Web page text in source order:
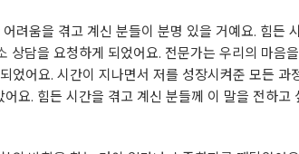
려움을 겪고 계신 분들이 분명 있을 거예요. 힘든
상담을 요청하게 되었어요. 전문가는 우리의 마음
었어요. 시간이 지나면서 저를 성장시켜준 모든
요. 힘든 시간을 겪고 계신 분들께 이 말을 전하고